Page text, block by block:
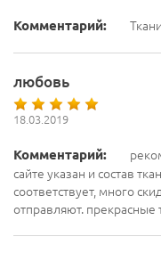
Комментарий:
любовь
18.03.2019
Комментарий:
сайте указан и состав
соответствует, много
отправляют. прекрасные